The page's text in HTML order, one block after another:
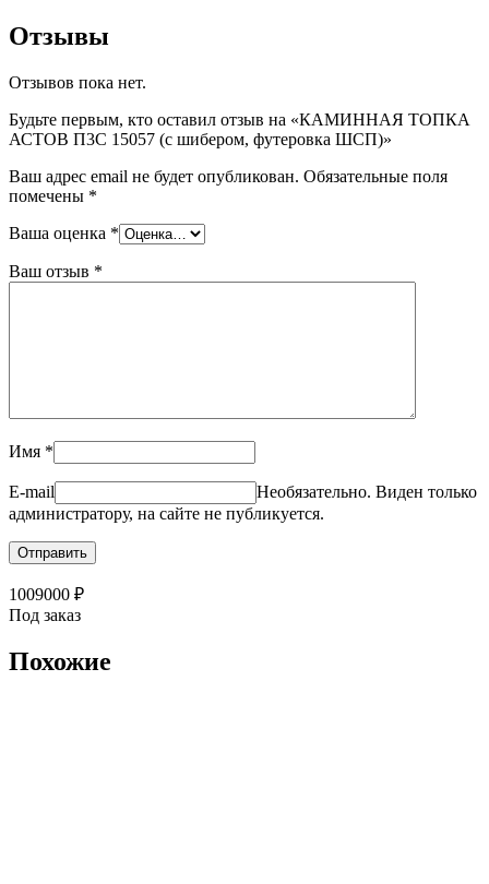
Отзывы
Отзывов пока нет.
Будьте первым, кто оставил отзыв на «КАМИННАЯ ТОПКА
АСТОВ П3С 15057 (с шибером, футеровка ШСП)»
Ваш адрес email не будет опубликован. Обязательные поля
помечены *
Ваша оценка *
Ваш отзыв *
Имя *
E-mail
Необязательно. Виден только
администратору, на сайте не публикуется.
1009000 ₽
Под заказ
Похожие